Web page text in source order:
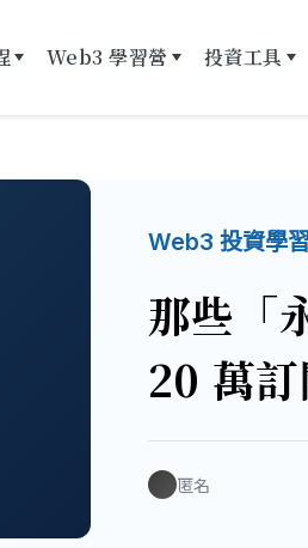
Web3 學習營 投資工具
Web3 投資學
那些「
20 萬
匿名